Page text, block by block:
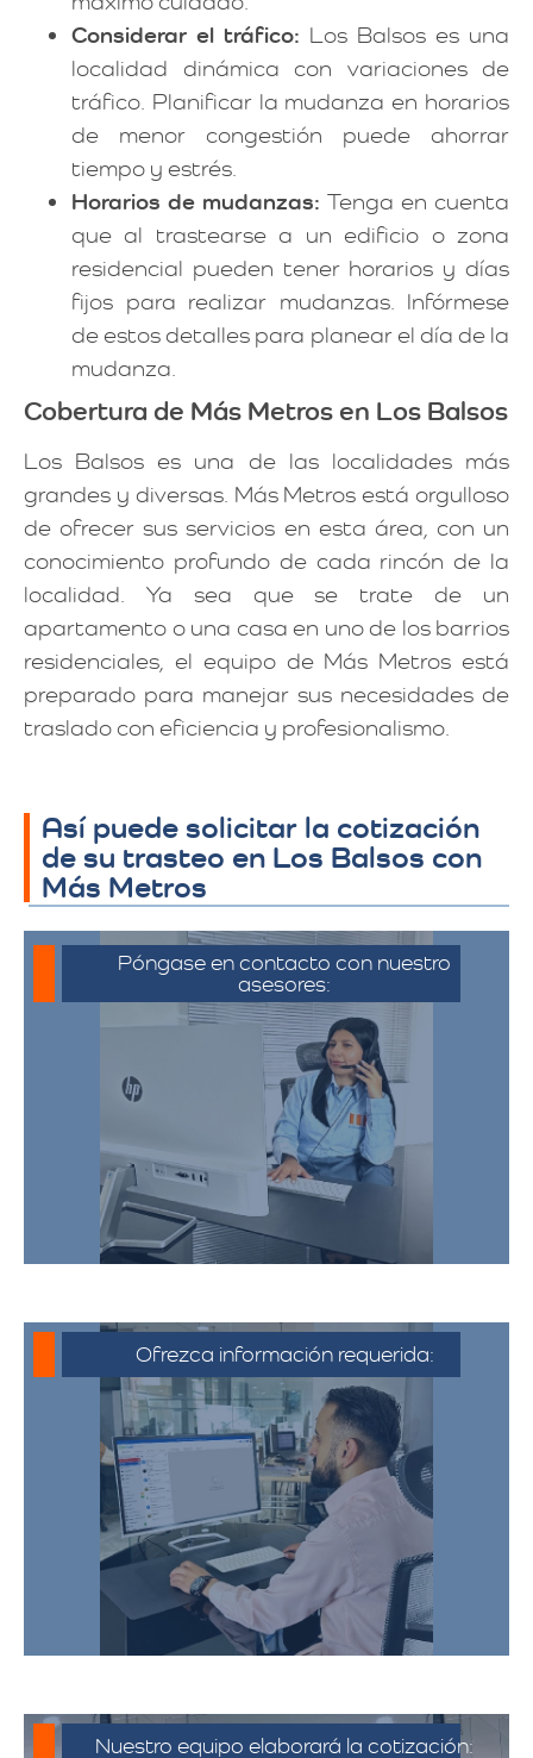
Considerar el tráfico: Los Balsos es una
localidad dinámica con variaciones de
tráfico. Planificar la mudanza en horarios
de menor congestión puede ahorrar
tiempo y estrés.
Horarios de mudanzas: Tenga en cuenta
que al trastearse a un edificio o zona
residencial pueden tener horarios y días
fijos para realizar mudanzas. Infórmese
de estos detalles para planear el día de la
mudanza.
Cobertura de Más Metros en Los Balsos
Los Balsos es una de las localidades más
grandes y diversas. Más Metros está orgulloso
de ofrecer sus servicios en esta área, con un
conocimiento profundo de cada rincón de la
localidad. Ya sea que se trate de un
apartamento o una casa en uno de los barrios
residenciales, el equipo de Más Metros está
preparado para manejar sus necesidades de
traslado con eficiencia y profesionalismo.
Así puede solicitar la cotización
de su trasteo en Los Balsos con
Más Metros
Póngase en contacto con nuestro
asesores:
Para iniciar el proceso de solicitud de
cotización, puede comunicarse a través
de whatsapp haciendo click en cotizar.​
Ofrezca información requerida:
Debe proporcionar información detallada
sobre la mudanza, incluyendo la dirección
de origen y destino, el tipo y cantidad de
pertenencias.​
Nuestro equipo elaborará la cotización: